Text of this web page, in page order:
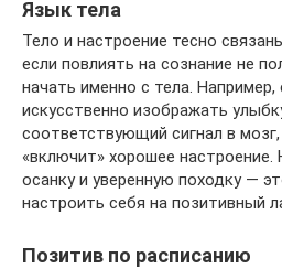
Язык тела
Тело и настроение тесно
если повлиять на сознание не
начать именно с тела.
искусственно изображать
соответствующий сигнал в
«включит» хорошее настроение.
осанку и уверенную походку —
настроить себя на позитивный
Позитив по расписанию